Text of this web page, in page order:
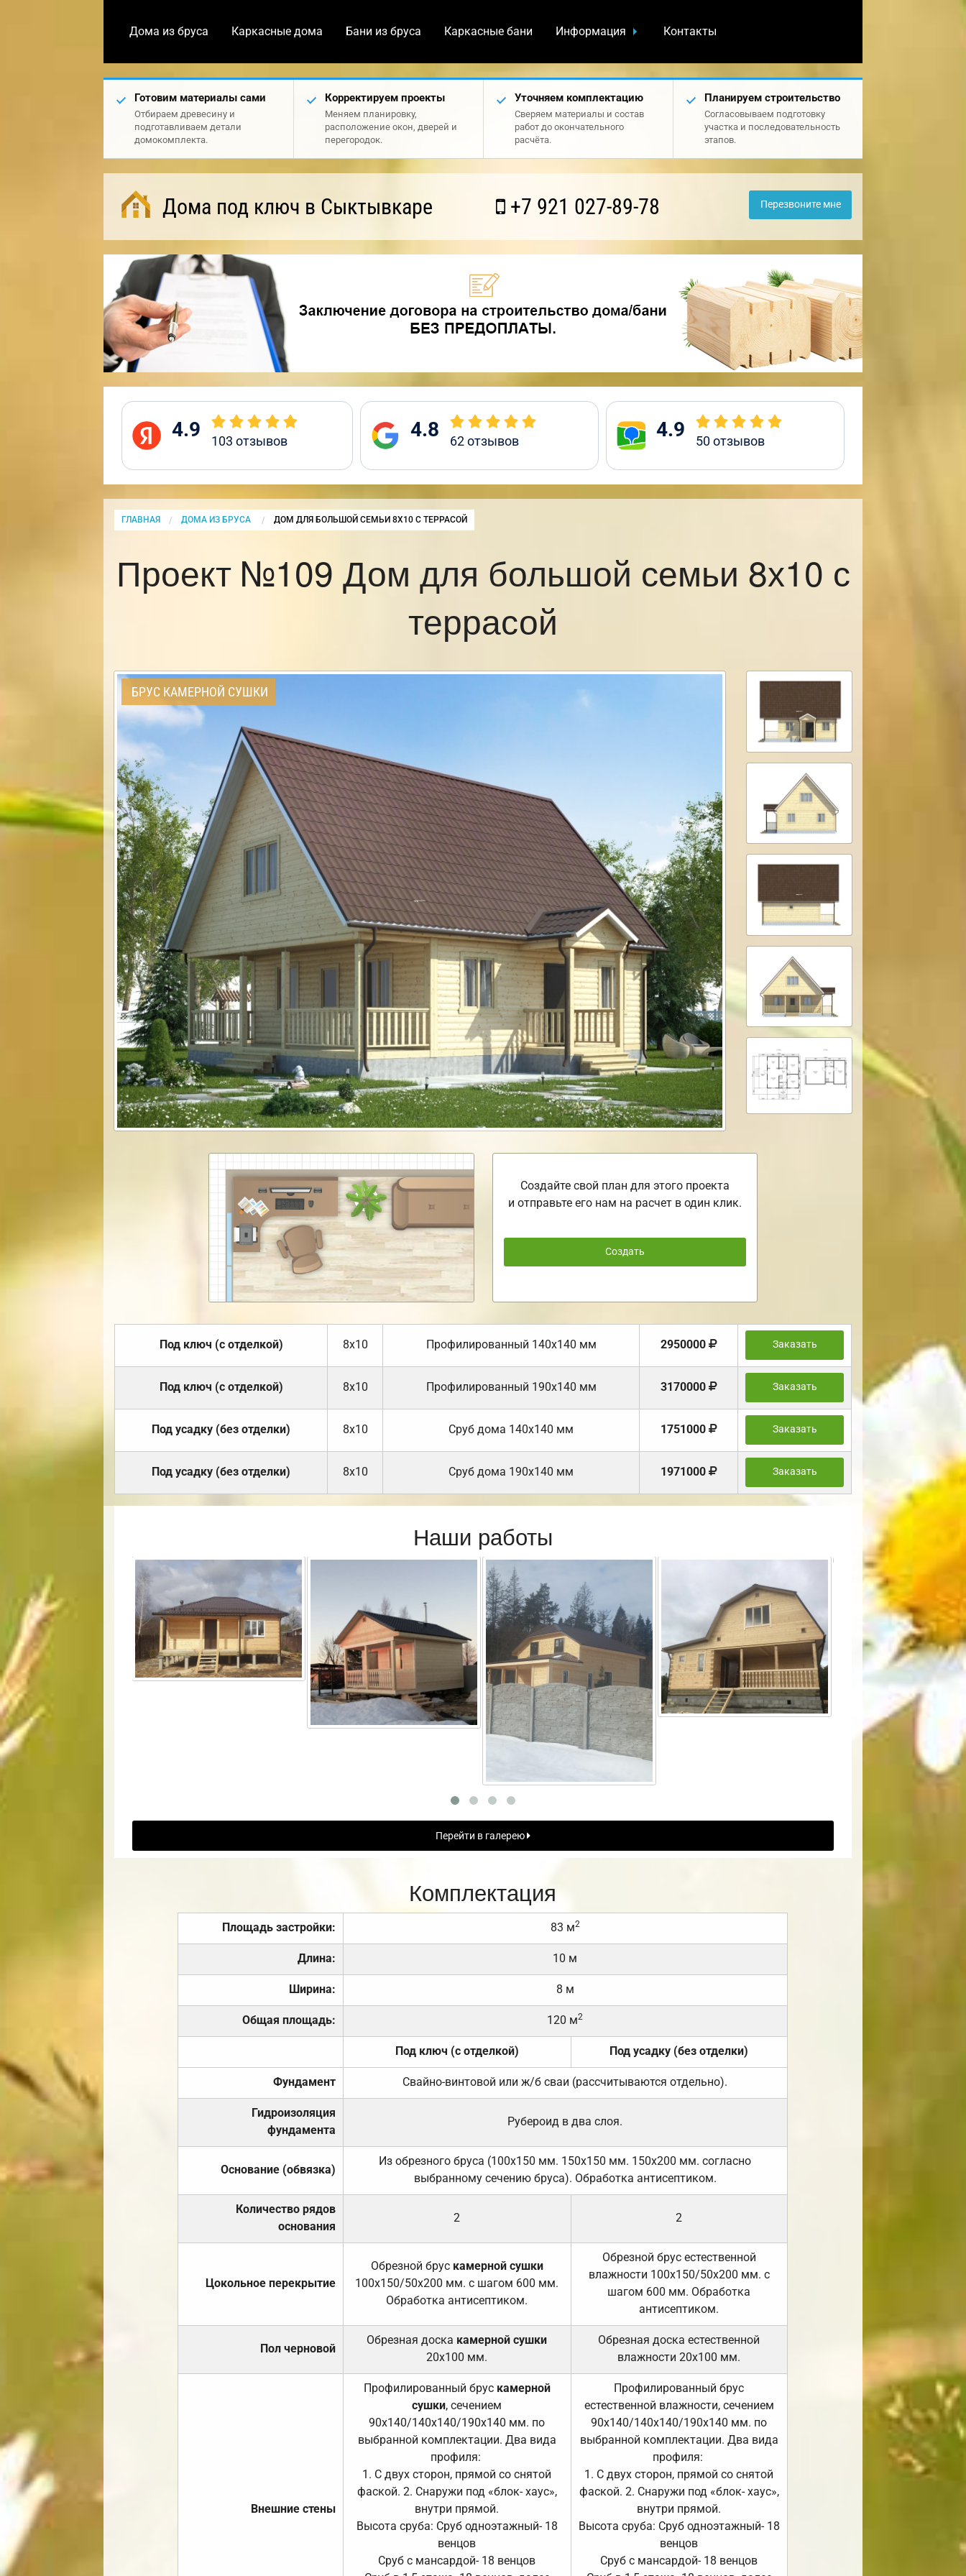
Дома из бруса Каркасные дома Бани из бруса Каркасные бани Информация Контакты
Готовим материалы сами
Отбираем древесину и
подготавливаем детали
домокомплекта.
Корректируем проекты
Меняем планировку,
расположение окон, дверей и
перегородок.
Уточняем комплектацию
Сверяем материалы и состав
работ до окончательного
расчёта.
Планируем строительство
Согласовываем подготовку
участка и последовательность
этапов.
Дома под ключ в Сыктывкаре +7 921 027-89-78 Перезвоните мне
4.9 103 отзывов 4.8 62отзывов 4.9 50отзывов
ГЛАВНАЯ ДОМА ИЗ БРУСА CURRENT:
ДОМ ДЛЯ БОЛЬШОЙ СЕМЬИ 8Х10 С ТЕРРАСОЙ
Проект №109 Дом для большой семьи 8х10 с
террасой
БРУС КАМЕРНОЙ СУШКИ
Создайте свой план для этого проекта
и отправьте его нам на расчет в один клик.
Создать
Под ключ (с отделкой) 8х10 Профилированный 140х140 мм 2950000 Заказать
Под ключ (с отделкой) 8х10 Профилированный 190х140 мм 3170000 Заказать
Под усадку (без отделки) 8х10 Cруб дома 140х140 мм 1751000 Заказать
Под усадку (без отделки) 8х10 Cруб дома 190х140 мм 1971000 Заказать
Наши работы
Перейти в галерею
Комплектация
Площадь застройки: 83 м2
Длина: 10 м
Ширина: 8 м
Общая площадь: 120 м2
Под ключ (с отделкой) Под усадку (без отделки)
Фундамент Свайно-винтовой или ж/б сваи (рассчитываются отдельно).
Гидроизоляция
фундамента
Рубероид в два слоя.
Основание (обвязка)
Из обрезного бруса (100х150 мм. 150х150 мм. 150х200 мм. согласно
выбранному сечению бруса). Обработка антисептиком.
Количество рядов
основания
2 2
Цокольное перекрытие
Обрезной брус камерной сушки
100х150/50х200 мм. с шагом 600 мм.
Обработка антисептиком.
Обрезной брус естественной
влажности 100х150/50х200 мм. с
шагом 600 мм. Обработка
антисептиком.
Пол черновой
Обрезная доска камерной сушки
20х100 мм.
Обрезная доска естественной
влажности 20х100 мм.
Внешние стены
Профилированный брус камерной
сушки, сечением
90х140/140х140/190х140 мм. по
выбранной комплектации. Два вида
профиля:
1. С двух сторон, прямой со снятой
фаской. 2. Снаружи под «блок- хаус»,
внутри прямой.
Высота сруба: Сруб одноэтажный- 18
венцов
Сруб с мансардой- 18 венцов
Профилированный брус
естественной влажности, сечением
90х140/140х140/190х140 мм. по
выбранной комплектации. Два вида
профиля:
1. С двух сторон, прямой со снятой
фаской. 2. Снаружи под «блок- хаус»,
внутри прямой.
Высота сруба: Сруб одноэтажный- 18
венцов
Сруб с мансардой- 18 венцов